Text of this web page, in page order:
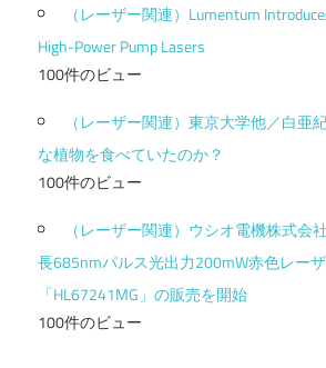
（レーザー関連）Lumentum
High-Power Pump Lasers
100件のビュー
（レーザー関連）東京大学他／白亜
な植物を食べていたのか？
100件のビュー
（レーザー関連）ウシオ電機株式会
長685nmパルス光出力200mW赤色レー
「HL67241MG」の販売を開始
100件のビュー